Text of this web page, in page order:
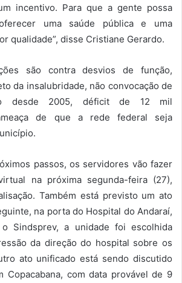
incentivo. Para que a gente possa
uma saúde pública e uma
qualidade”, disse Cristiane Gerardo.
são contra desvios de função,
da insalubridade, não convocação de
desde 2005, déficit de 12 mil
de que a rede federal seja
passos, os servidores vão fazer
na próxima segunda-feira (27),
Também está previsto um ato
na porta do Hospital do Andaraí,
Sindsprev, a unidade foi escolhida
da direção do hospital sobre os
ato unificado está sendo discutido
Copacabana, com data provável de 9